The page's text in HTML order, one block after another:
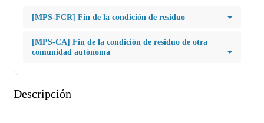
[MPS-FCR] Fin de la condición de residuo
[MPS-CA] Fin de la condición de residuo de otra
comunidad autónoma
Descripción